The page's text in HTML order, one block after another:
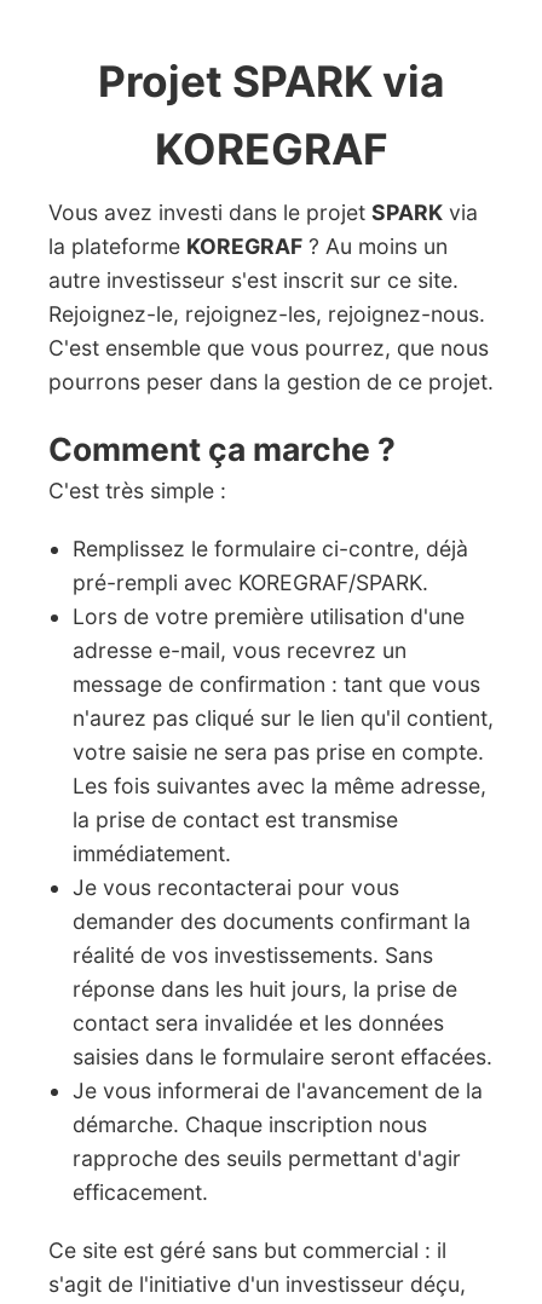
Projet SPARK via
KOREGRAF
Vous avez investi dans le projet SPARK via
la plateforme KOREGRAF ? Au moins un
autre investisseur s'est inscrit sur ce site.
Rejoignez-le, rejoignez-les, rejoignez-nous.
C'est ensemble que vous pourrez, que nous
pourrons peser dans la gestion de ce projet.
Comment ça marche ?
C'est très simple :
Remplissez le formulaire ci-contre, déjà
pré-rempli avec KOREGRAF/SPARK.
Lors de votre première utilisation d'une
adresse e-mail, vous recevrez un
message de confirmation : tant que vous
n'aurez pas cliqué sur le lien qu'il contient,
votre saisie ne sera pas prise en compte.
Les fois suivantes avec la même adresse,
la prise de contact est transmise
immédiatement.
Je vous recontacterai pour vous
demander des documents confirmant la
réalité de vos investissements. Sans
réponse dans les huit jours, la prise de
contact sera invalidée et les données
saisies dans le formulaire seront effacées.
Je vous informerai de l'avancement de la
démarche. Chaque inscription nous
rapproche des seuils permettant d'agir
efficacement.
Ce site est géré sans but commercial : il
s'agit de l'initiative d'un investisseur déçu,